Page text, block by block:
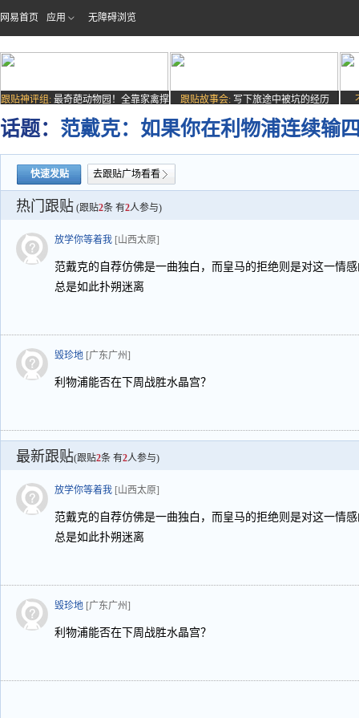
网易首页 应用 无障碍浏览
跟贴神评组: 最奇葩动物园！全靠家禽撑
场子
跟贴故事会: 写下旅途中被坑的经历
话题： 范戴克：如果你在利物浦连续输
快速发贴 去跟贴广场看看
热门跟贴 (跟贴2条 有2人参与)
放学你等着我 [山西太原]
范戴克的自荐仿佛是一曲独白，而皇马的拒绝则是对这一情
总是如此扑朔迷离
毁珍地 [广东广州]
利物浦能否在下周战胜水晶宫？
最新跟贴(跟贴2条 有2人参与)
放学你等着我 [山西太原]
范戴克的自荐仿佛是一曲独白，而皇马的拒绝则是对这一情
总是如此扑朔迷离
毁珍地 [广东广州]
利物浦能否在下周战胜水晶宫？